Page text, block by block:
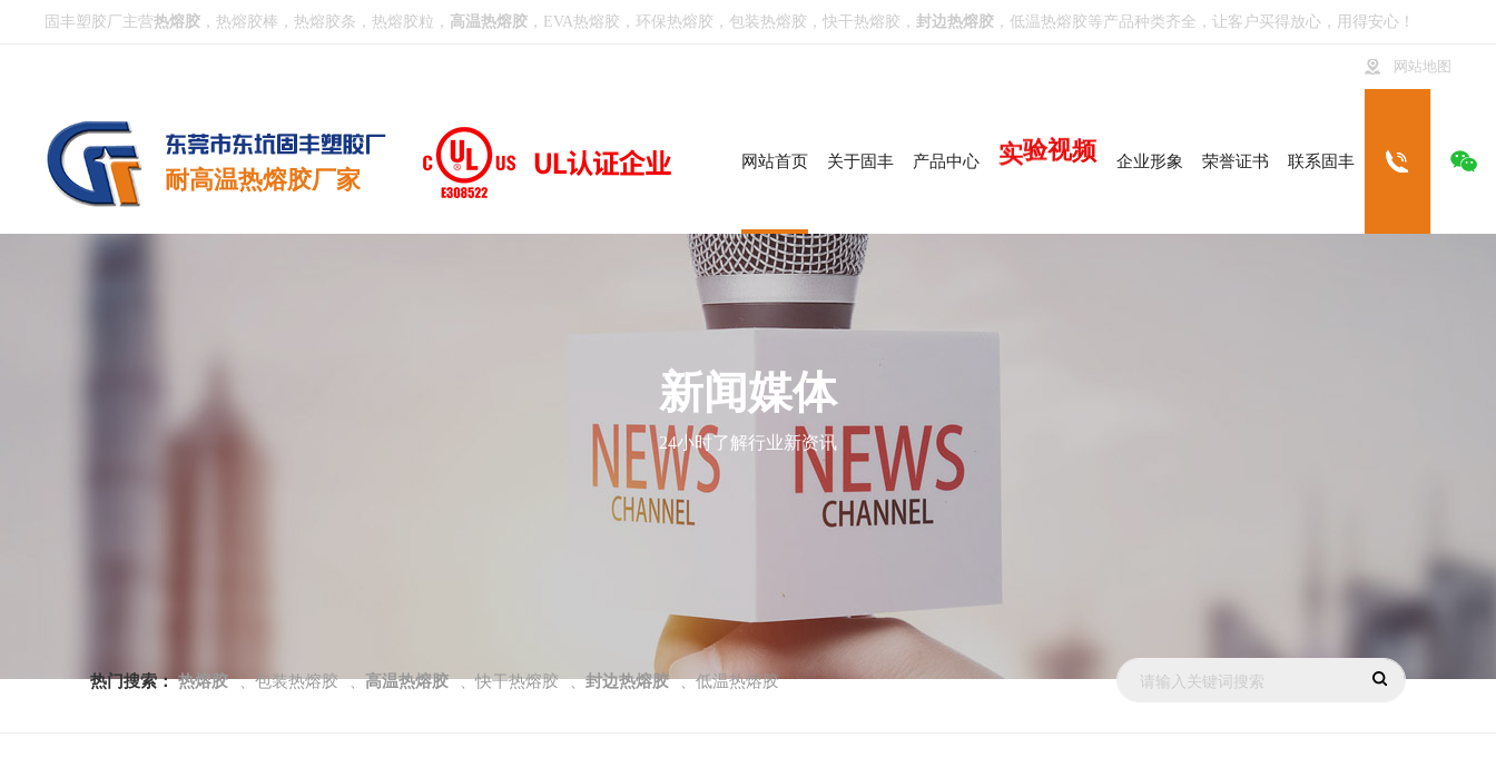
固丰塑胶厂主营热熔胶 ，热熔胶棒，热熔胶条，热熔胶粒， 高温热熔胶 ，EVA热熔胶，环保热熔胶， 包装热熔胶 ，快干热熔胶 ，封边热熔胶 ， 低温热熔胶等产品种类齐全，让客户买得放心，用得安心！
网站地图
耐高温热熔胶厂家
网站首页 关于固丰
公司简介
发展历程
企业文化
产品中心
阻燃热熔胶
高温热熔胶
白色热熔胶
聚酰胺热熔胶
封边热熔胶
大直径热熔胶
热熔胶粉
实验视频
实验视频
企业形象
公司环镜
仓库环境
检测设备
荣誉证书
荣誉证书
环保测试报告
测试机构合作商
联系固丰
固丰位置
联系方式
热门搜索： 热熔胶 、包装热熔胶 、高温热熔胶 、快干热熔胶 、封边热熔胶 、低温热熔胶
新闻媒体
24小时了解行业新资讯